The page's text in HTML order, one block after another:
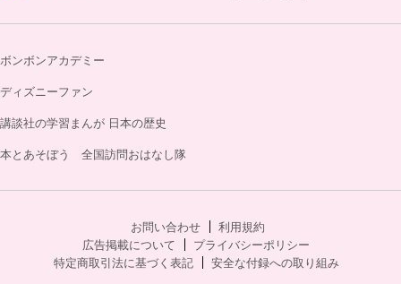
ボンボンアカデミー
ディズニーファン
講談社の学習まんが 日本の歴史
本とあそぼう 全国訪問おはなし隊
お問い合わせ
利用規約
広告掲載について
プライバシーポリシー
特定商取引法に基づく表記
安全な付録への取り組み